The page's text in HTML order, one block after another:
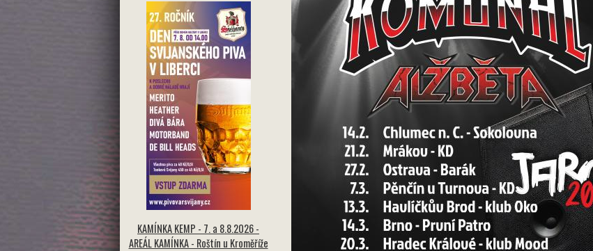
KAMÍNKA KEMP - 7. a 8.8.2026 -
AREÁL KAMÍNKA - Roštín u Kroměříže